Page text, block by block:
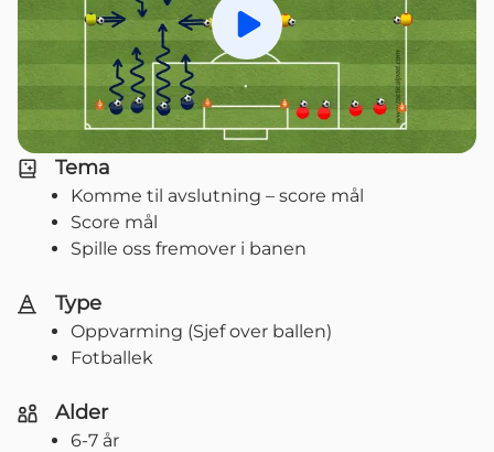
Spill av
Tema
Komme til avslutning – score mål
Score mål
Spille oss fremover i banen
Type
Oppvarming (Sjef over ballen)
Fotballek
Alder
6-7 år